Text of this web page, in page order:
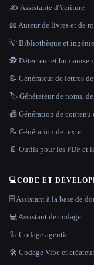
✍️ Assistante d''écriture
📖 Auteur de livres et de
💡 Bibliothèque et
🕵️ Détecteur et
📝 Générateur de lettres
🏷️ Générateur de noms,
📠 Génération de contenu
📝 Génération de texte
📄 Outils pour les PDF et
💻CODE ET
🗄️ Assistant à la base de
💻 Assistant de codage
🦾 Codage agentic
🛠️ Codage Vibe et